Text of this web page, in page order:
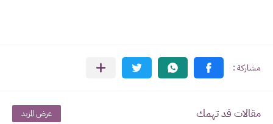
مقالات قد تهمك عرض المزيد